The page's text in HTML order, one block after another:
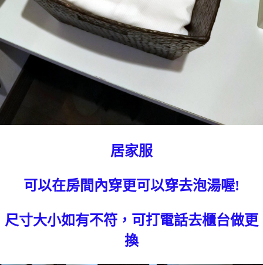
居家服
可以在房間內穿更可以穿去泡湯喔!
尺寸大小如有不符，可打電話去櫃台做更
換